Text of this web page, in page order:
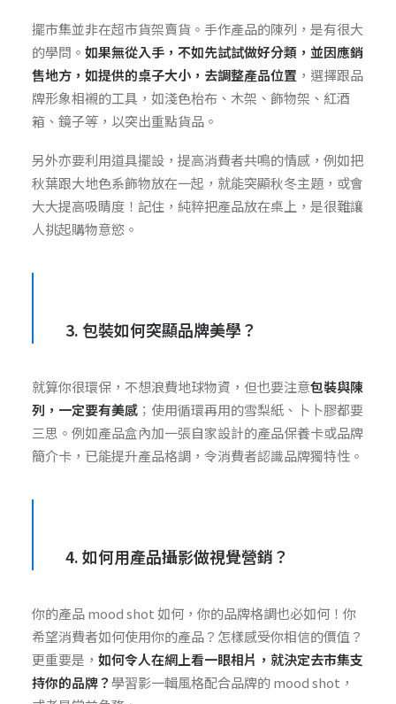
擺市集並非在超市貨架賣貨。手作產品的陳列，是有很大
的學問。 如果無從入手，不如先試試做好分類，並因應銷
售地方，如提供的桌子大小，去調整產品位置 ，選擇跟品
牌形象相襯的工具，如淺色枱布、木架、飾物架、紅酒
箱、鏡子等，以突出重點貨品。
另外亦要利用道具擺設，提高消費者共鳴的情感，例如把
秋葉跟大地色系飾物放在一起，就能突顯秋冬主題，或會
大大提高吸睛度！記住，純粹把產品放在桌上，是很難讓
人挑起購物意慾。
3. 包裝如何突顯品牌美學？
就算你很環保，不想浪費地球物資，但也要注意包裝與陳
列，一定要有美感 ；使用循環再用的雪梨紙、卜卜膠都要
三思。例如產品盒內加一張自家設計的產品保養卡或品牌
簡介卡，已能提升產品格調，令消費者認識品牌獨特性。
4. 如何用產品攝影做視覺營銷？
你的產品 mood shot 如何，你的品牌格調也必如何！你
希望消費者如何使用你的產品？怎樣感受你相信的價值？
更重要是， 如何令人在網上看一眼相片，就決定去市集支
持你的品牌？學習影一輯風格配合品牌的 mood shot，